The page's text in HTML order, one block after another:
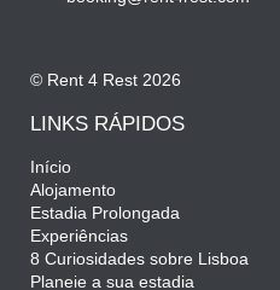
© Rent 4 Rest 2026
LINKS RÁPIDOS
Início
Alojamento
Estadia Prolongada
Experiências
8 Curiosidades sobre Lisboa
Planeie a sua estadia